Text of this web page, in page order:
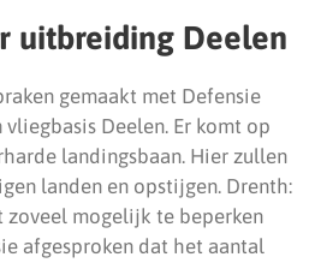
uitbreiding Deelen
gemaakt met Defensie
Deelen. Er komt op
landingsbaan. Hier zullen
landen en opstijgen. Drenth:
zoveel mogelijk te beperken
afgesproken dat het aantal